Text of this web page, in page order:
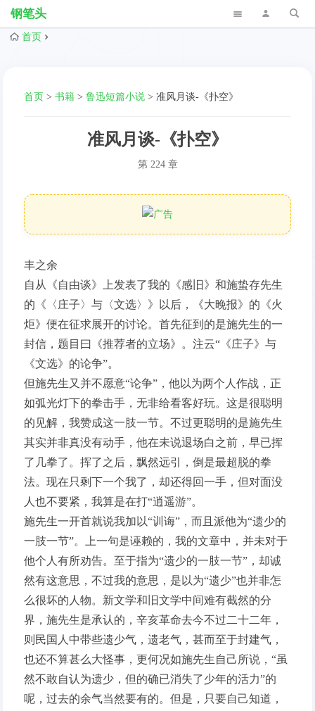
钢笔头
首页
首页 >书籍 >鲁迅短篇小说 >准风月谈-《扑空》
准风月谈-《扑空》
第 224 章
丰之余
自从《自由谈》上发表了我的《感旧》和施蛰存先生
的《〈庄子〉与〈文选〉》以后，《大晚报》的《火
炬》便在征求展开的讨论。首先征到的是施先生的一
封信，题目曰《推荐者的立场》。注云“《庄子》与
《文选》的论争”。
但施先生又并不愿意“论争”，他以为两个人作战，正
如弧光灯下的拳击手，无非给看客好玩。这是很聪明
的见解，我赞成这一肢一节。不过更聪明的是施先生
其实并非真没有动手，他在未说退场白之前，早已挥
了几拳了。挥了之后，飘然远引，倒是最超脱的拳
法。现在只剩下一个我了，却还得回一手，但对面没
人也不要紧，我算是在打“逍遥游”。
施先生一开首就说我加以“训诲”，而且派他为“遗少的
一肢一节”。上一句是诬赖的，我的文章中，并未对于
他个人有所劝告。至于指为“遗少的一肢一节”，却诚
然有这意思，不过我的意思，是以为“遗少”也并非怎
么很坏的人物。新文学和旧文学中间难有截然的分
界，施先生是承认的，辛亥革命去今不过二十二年，
则民国人中带些遗少气，遗老气，甚而至于封建气，
也还不算甚么大怪事，更何况如施先生自己所说，“虽
然不敢自认为遗少，但的确已消失了少年的活力”的
呢，过去的余气当然要有的。但是，只要自己知道，